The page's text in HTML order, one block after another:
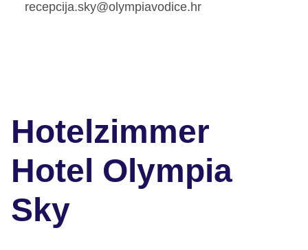
recepcija.sky@olympiavodice.hr
Hotelzimmer
Hotel Olympia
Sky